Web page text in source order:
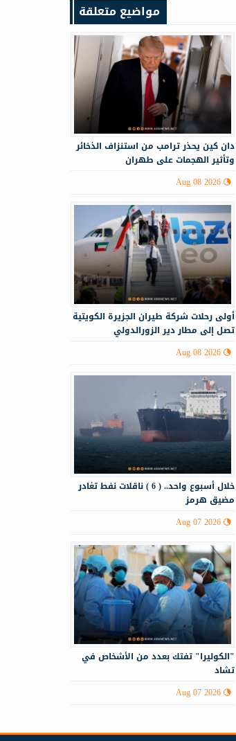
مواضيع متعلقة
دان كين يحذر ترامب من استنزاف الذخائر
وتأثير الهجمات على طهران
Aug 08 2026
أولى رحلات شركة طيران الجزيرة الكويتية
تصل إلى مطار دير الزورالدولي
Aug 08 2026
خلال أسبوع واحد.. ( 6 ) ناقلات نفط تغادر
مضيق هرمز
Aug 07 2026
"الكوليرا" تفتك بعدد من الأشخاص في
تشاد
Aug 07 2026